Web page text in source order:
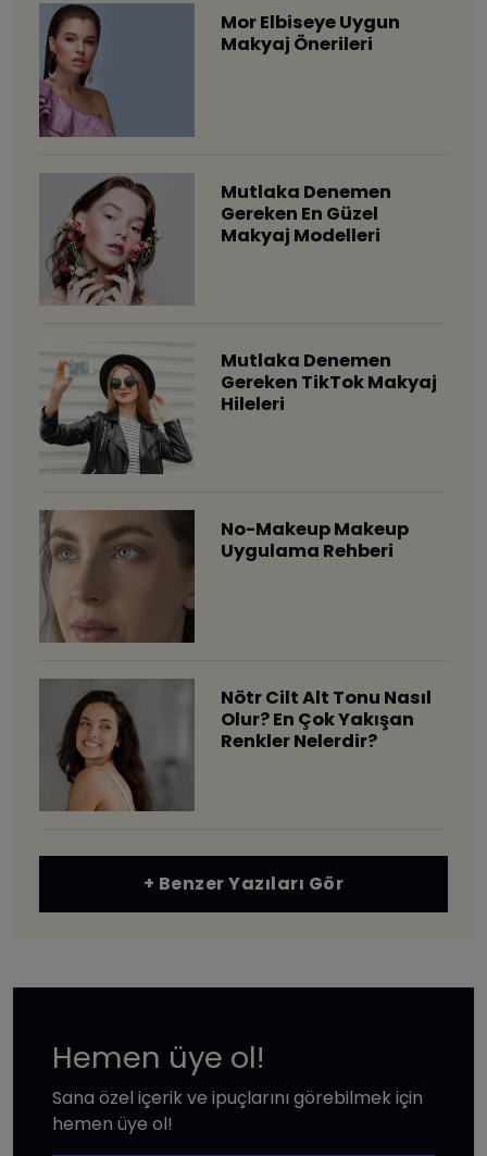
Mor Elbiseye Uygun
Makyaj Önerileri
Mutlaka Denemen
Gereken En Güzel
Makyaj Modelleri
Mutlaka Denemen
Gereken TikTok Makyaj
Hileleri
No-Makeup Makeup
Uygulama Rehberi
Nötr Cilt Alt Tonu Nasıl
Olur? En Çok Yakışan
Renkler Nelerdir?
+ Benzer Yazıları Gör
Hemen üye ol!
Sana özel içerik ve ipuçlarını görebilmek için
hemen üye ol!